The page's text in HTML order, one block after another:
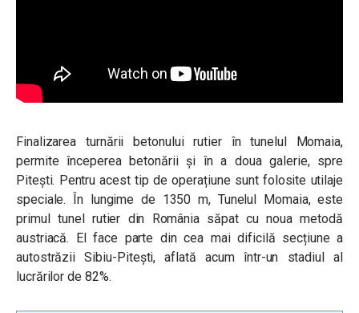
Finalizarea turnării betonului rutier în tunelul Momaia,
permite începerea betonării și în a doua galerie, spre
Pitești. Pentru acest tip de operațiune sunt folosite utilaje
speciale. În lungime de 1350 m, Tunelul Momaia, este
primul tunel rutier din România săpat cu noua metodă
austriacă. El face parte din cea mai dificilă secțiune a
autostrăzii Sibiu-Pitești, aflată acum într-un stadiul al
lucrărilor de 82%.